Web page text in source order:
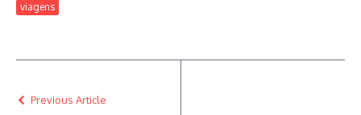
viagens
Previous Article